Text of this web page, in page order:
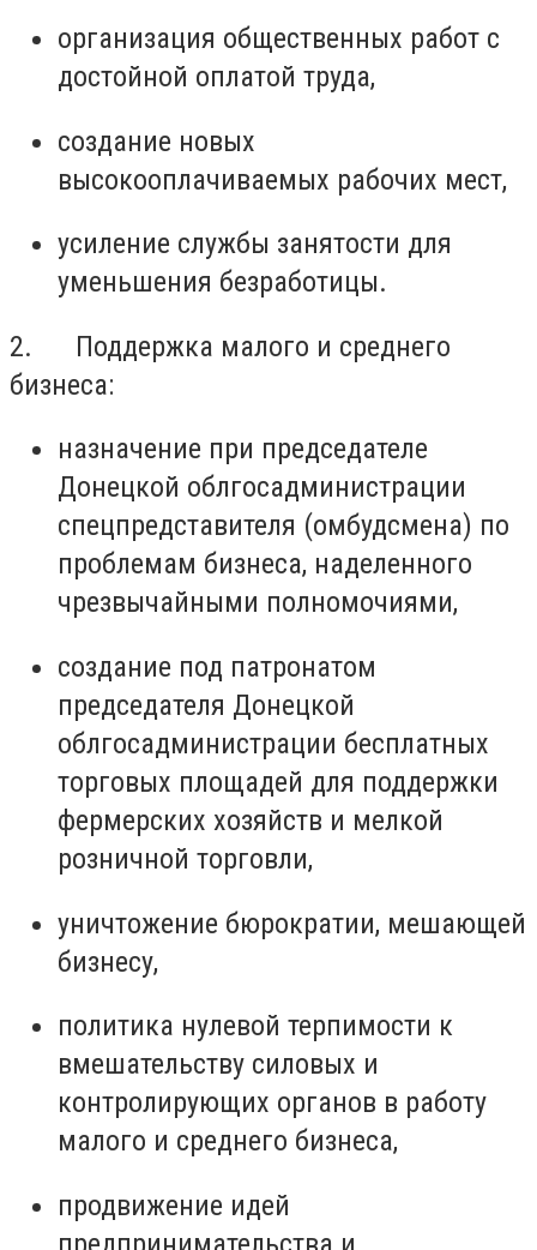
организация общественных работ с
достойной оплатой труда,
создание новых
высокооплачиваемых рабочих мест,
усиление службы занятости для
уменьшения безработицы.
2. Поддержка малого и среднего
бизнеса:
назначение при председателе
Донецкой облгосадминистрации
спецпредставителя (омбудсмена) по
проблемам бизнеса, наделенного
чрезвычайными полномочиями,
создание под патронатом
председателя Донецкой
облгосадминистрации бесплатных
торговых площадей для поддержки
фермерских хозяйств и мелкой
розничной торговли,
уничтожение бюрократии, мешающей
бизнесу,
политика нулевой терпимости к
вмешательству силовых и
контролирующих органов в работу
малого и среднего бизнеса,
продвижение идей